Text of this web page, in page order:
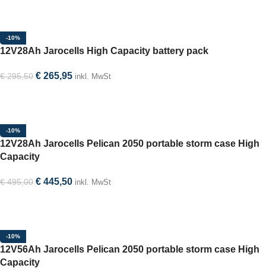
-10%
12V28Ah Jarocells High Capacity battery pack
€295,50 € 265,95 inkl. MwSt
-10%
12V28Ah Jarocells Pelican 2050 portable storm case High
Capacity
€495,00 € 445,50 inkl. MwSt
-10%
12V56Ah Jarocells Pelican 2050 portable storm case High
Capacity